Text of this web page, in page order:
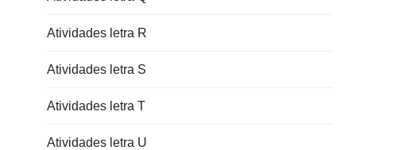
Atividades letra R
Atividades letra S
Atividades letra T
Atividades letra U